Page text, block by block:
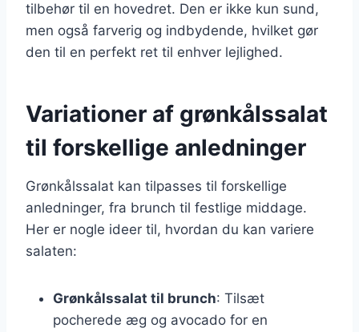
tilbehør til en hovedret. Den er ikke kun sund,
men også farverig og indbydende, hvilket gør
den til en perfekt ret til enhver lejlighed.
Variationer af grønkålssalat
til forskellige anledninger
Grønkålssalat kan tilpasses til forskellige
anledninger, fra brunch til festlige middage.
Her er nogle ideer til, hvordan du kan variere
salaten:
Grønkålssalat til brunch: Tilsæt
pocherede æg og avocado for en